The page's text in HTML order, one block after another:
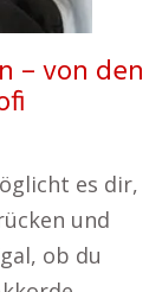
– von den
es dir,
und
ob du